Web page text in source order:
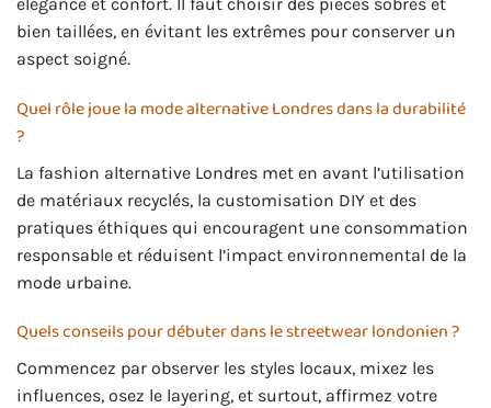
bien taillées, en évitant les extrêmes pour conserver un
aspect soigné.
Quel rôle joue la mode alternative Londres dans la durabilité
?
La fashion alternative Londres met en avant l’utilisation
de matériaux recyclés, la customisation DIY et des
pratiques éthiques qui encouragent une consommation
responsable et réduisent l’impact environnemental de la
mode urbaine.
Quels conseils pour débuter dans le streetwear londonien ?
Commencez par observer les styles locaux, mixez les
influences, osez le layering, et surtout, affirmez votre